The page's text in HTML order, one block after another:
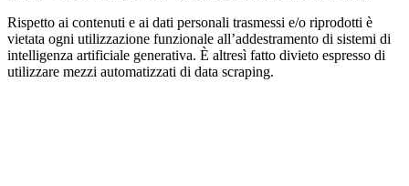
Rispetto ai contenuti e ai dati personali trasmessi e/o riprodotti è
vietata ogni utilizzazione funzionale all’addestramento di sistemi di
intelligenza artificiale generativa. È altresì fatto divieto espresso di
utilizzare mezzi automatizzati di data scraping.